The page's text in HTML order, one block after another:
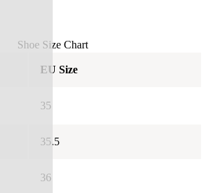
Shoe Size Chart
EU Size
35
35.5
36